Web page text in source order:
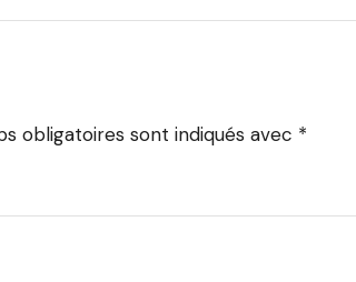
obligatoires sont indiqués avec *